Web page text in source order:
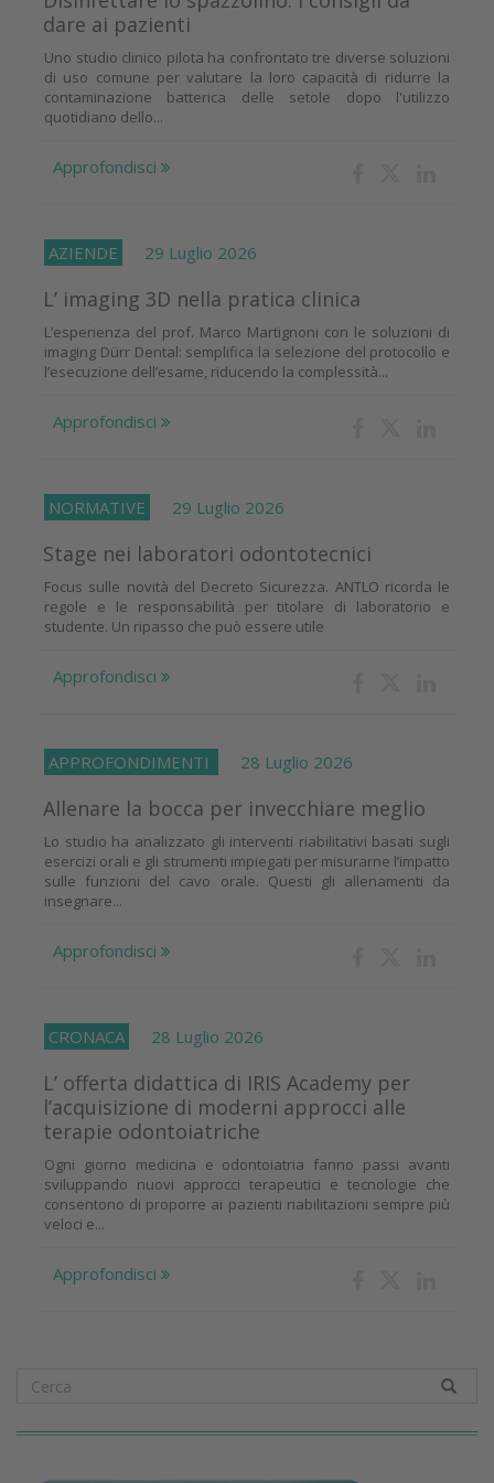
dare ai pazienti
Uno studio clinico pilota ha confrontato tre diverse soluzioni
di uso comune per valutare la loro capacità di ridurre la
contaminazione batterica delle setole dopo l'utilizzo
quotidiano dello...
Approfondisci
AZIENDE 29 Luglio 2026
L’ imaging 3D nella pratica clinica
L’esperienza del prof. Marco Martignoni con le soluzioni di
imaging Dürr Dental: semplifica la selezione del protocollo e
l’esecuzione dell’esame, riducendo la complessità...
Approfondisci
NORMATIVE 29 Luglio 2026
Stage nei laboratori odontotecnici
Focus sulle novità del Decreto Sicurezza. ANTLO ricorda le
regole e le responsabilità per titolare di laboratorio e
studente. Un ripasso che può essere utile
Approfondisci
APPROFONDIMENTI 28 Luglio 2026
Allenare la bocca per invecchiare meglio
Lo studio ha analizzato gli interventi riabilitativi basati sugli
esercizi orali e gli strumenti impiegati per misurarne l’impatto
sulle funzioni del cavo orale. Questi gli allenamenti da
insegnare...
Approfondisci
CRONACA 28 Luglio 2026
L’ offerta didattica di IRIS Academy per
l’acquisizione di moderni approcci alle
terapie odontoiatriche
Ogni giorno medicina e odontoiatria fanno passi avanti
sviluppando nuovi approcci terapeutici e tecnologie che
consentono di proporre ai pazienti riabilitazioni sempre più
veloci e...
Approfondisci